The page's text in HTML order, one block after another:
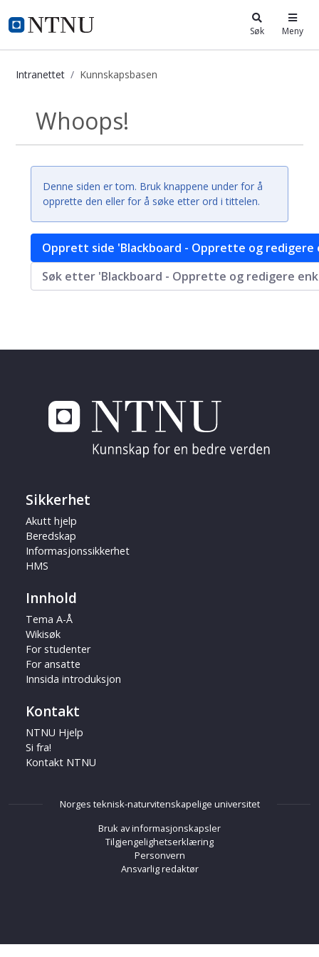
i.ntnu.no Søk Meny
Intranettet Kunnskapsbasen
Kunnskapsbasen
Tilbake
Whoops!
Denne siden er tom. Bruk knappene under for å
opprette den eller for å søke etter ord i tittelen.
Opprett side 'Blackboard - Opprette og
Søk etter 'Blackboard - Opprette og redigere
Sikkerhet
Akutt hjelp
Beredskap
Informasjonssikkerhet
HMS
Innhold
Tema A-Å
Wikisøk
For studenter
For ansatte
Innsida introduksjon
Kontakt
NTNU Hjelp
Si fra!
Kontakt NTNU
Norges teknisk-naturvitenskapelige universitet
Bruk av informasjonskapsler
Tilgjengelighetserklæring
Personvern
Ansvarlig redaktør